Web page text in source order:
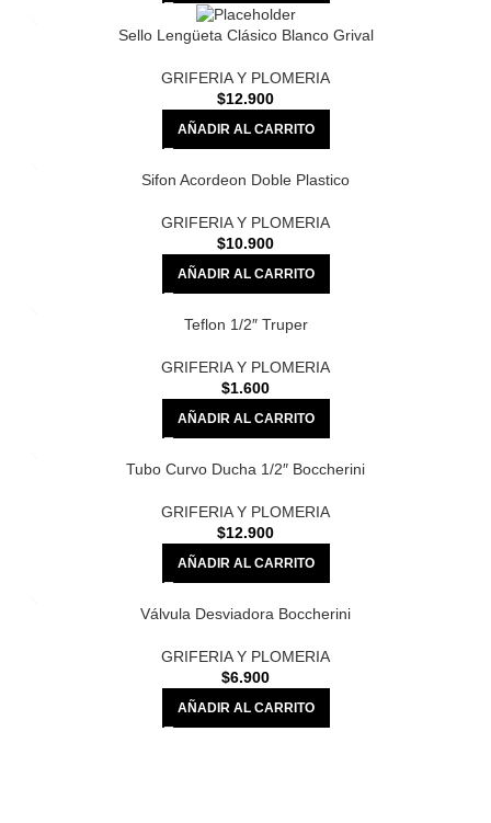
Sello Lengüeta Clásico Blanco Grival
GRIFERIA Y PLOMERIA
$12.900
AÑADIR AL CARRITO
Sifon Acordeon Doble Plastico
GRIFERIA Y PLOMERIA
$10.900
AÑADIR AL CARRITO
Teflon 1/2″ Truper
GRIFERIA Y PLOMERIA
$1.600
AÑADIR AL CARRITO
Tubo Curvo Ducha 1/2″ Boccherini
GRIFERIA Y PLOMERIA
$12.900
AÑADIR AL CARRITO
Válvula Desviadora Boccherini
GRIFERIA Y PLOMERIA
$6.900
AÑADIR AL CARRITO